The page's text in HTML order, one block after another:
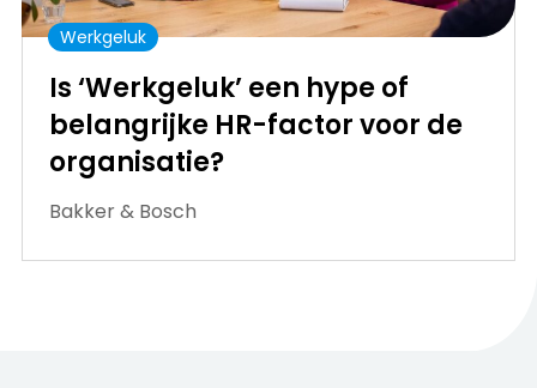
Werkgeluk
Is ‘Werkgeluk’ een hype of
belangrijke HR-factor voor de
organisatie?
Bakker & Bosch